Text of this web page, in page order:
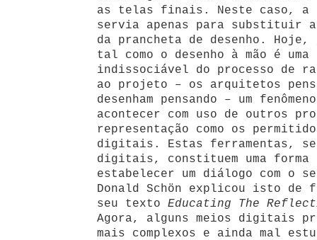
as telas finais. Neste caso, a
servia apenas para substituir a
da prancheta de desenho.
tal como o desenho à mão é
indissociável do processo de
ao projeto – os arquitetos
desenham pensando – um
acontecer com uso de outros
representação como os
digitais. Estas ferramentas,
digitais, constituem uma
estabelecer um diálogo com o
Donald Schön explicou isto de
seu texto Educating The
Agora, alguns meios digitais
mais complexos e ainda mal